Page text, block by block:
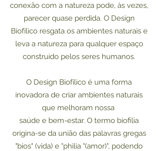
conexão com a natureza pode, às vezes,
parecer quase perdida. O Design
Biofílico resgata os ambientes naturais e
leva a natureza para qualquer espaço
construído pelos seres humanos.
O Design Biofílico é uma forma
inovadora de criar ambientes naturais
que melhoram nossa
saúde e bem-estar. O termo biofilia
origina-se da união das palavras gregas
"bios" (vida) e "philia "(amor)", podendo